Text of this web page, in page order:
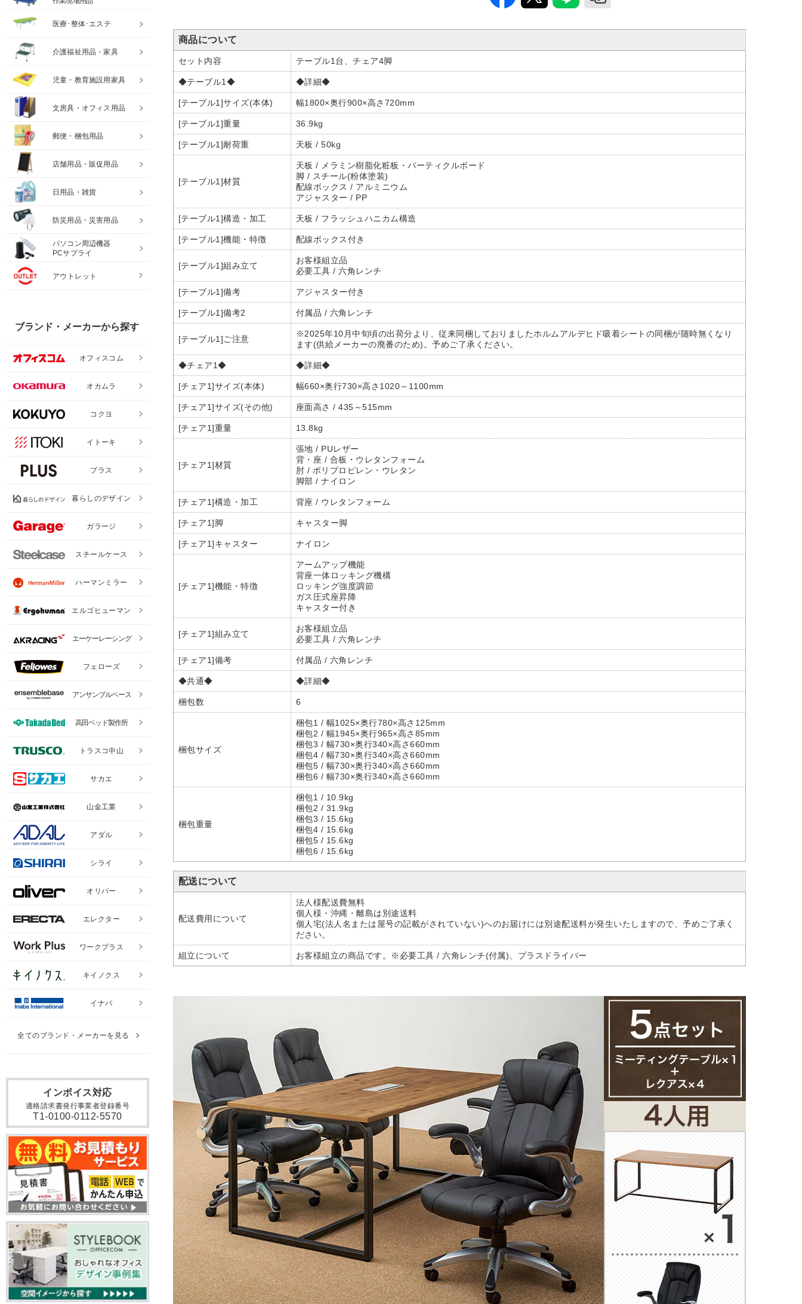
商品について
セット内容 テーブル1台、チェア4脚
◆テーブル1◆ ◆詳細◆
[テーブル1]サイズ(本体) 幅1800×奥行900×高さ720mm
[テーブル1]重量 36.9kg
[テーブル1]耐荷重 天板 / 50kg
[テーブル1]材質
天板 / メラミン樹脂化粧板・パーティクルボード
脚 / スチール(粉体塗装)
配線ボックス / アルミニウム
アジャスター / PP
[テーブル1]構造・加工 天板 / フラッシュハニカム構造
[テーブル1]機能・特徴 配線ボックス付き
[テーブル1]組み立て
お客様組立品
必要工具 / 六角レンチ
[テーブル1]備考 アジャスター付き
[テーブル1]備考2 付属品 / 六角レンチ
[テーブル1]ご注意
※2025年10月中旬頃の出荷分より、従来同梱しておりましたホルムアルデヒド吸着シートの同梱が随時無くなり
ます(供給メーカーの廃番のため)。予めご了承ください。
◆チェア1◆ ◆詳細◆
[チェア1]サイズ(本体) 幅660×奥行730×高さ1020～1100mm
[チェア1]サイズ(その他) 座面高さ / 435～515mm
[チェア1]重量 13.8kg
[チェア1]材質
張地 / PUレザー
背・座 / 合板・ウレタンフォーム
肘 / ポリプロピレン・ウレタン
脚部 / ナイロン
[チェア1]構造・加工 背座 / ウレタンフォーム
[チェア1]脚 キャスター脚
[チェア1]キャスター ナイロン
[チェア1]機能・特徴
アームアップ機能
背座一体ロッキング機構
ロッキング強度調節
ガス圧式座昇降
キャスター付き
[チェア1]組み立て
お客様組立品
必要工具 / 六角レンチ
[チェア1]備考 付属品 / 六角レンチ
◆共通◆ ◆詳細◆
梱包数 6
梱包サイズ
梱包1 / 幅1025×奥行780×高さ125mm
梱包2 / 幅1945×奥行965×高さ85mm
梱包3 / 幅730×奥行340×高さ660mm
梱包4 / 幅730×奥行340×高さ660mm
梱包5 / 幅730×奥行340×高さ660mm
梱包6 / 幅730×奥行340×高さ660mm
梱包重量
梱包1 / 10.9kg
梱包2 / 31.9kg
梱包3 / 15.6kg
梱包4 / 15.6kg
梱包5 / 15.6kg
梱包6 / 15.6kg
配送について
配送費用について
法人様配送費無料
個人様・沖縄・離島は別途送料
個人宅(法人名または屋号の記載がされていない)へのお届けには別途配送料が発生いたしますので、予めご了承く
ださい。
組立について お客様組立の商品です。※必要工具 / 六角レンチ(付属)、プラスドライバー
インボイス対応
適格請求書発行事業者登録番号
T1-0100-0112-5570
医療･整体･エステ
介護福祉用品・家具
児童・教育施設用家具
文房具・オフィス用品
郵便・梱包用品
店舗用品・販促用品
日用品・雑貨
防災用品・災害用品
パソコン周辺機器
PCサプライ
アウトレット
ブランド・メーカーから探す
オフィスコム
オカムラ
コクヨ
イトーキ
プラス
暮らしのデザイン
ガラージ
スチールケース
ハーマンミラー
エルゴヒューマン
エーケーレーシング
フェローズ
アンサンブルベース
高田ベッド製作所
トラスコ中山
サカエ
山金工業
アダル
シライ
オリバー
エレクター
ワークプラス
キイノクス
イナバ
全てのブランド・メーカーを見る